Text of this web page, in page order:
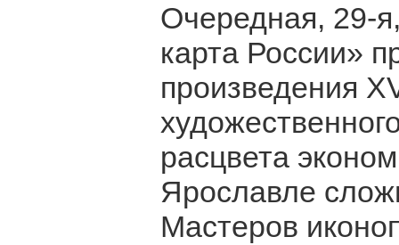
Очередная, 29-
карта России»
произведения
расцвета
Ярославле
Мастеров